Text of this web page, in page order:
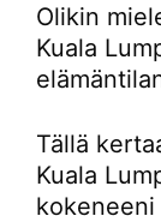
Olikin
Kuala
Tällä
Kuala
kokeneeni